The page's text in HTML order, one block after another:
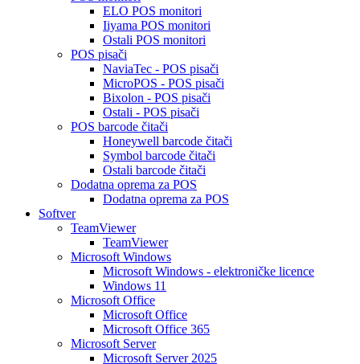
ELO POS monitori
Iiyama POS monitori
Ostali POS monitori
POS pisači
NaviaTec - POS pisači
MicroPOS - POS pisači
Bixolon - POS pisači
Ostali - POS pisači
POS barcode čitači
Honeywell barcode čitači
Symbol barcode čitači
Ostali barcode čitači
Dodatna oprema za POS
Dodatna oprema za POS
Softver
TeamViewer
TeamViewer
Microsoft Windows
Microsoft Windows - elektroničke licence
Windows 11
Microsoft Office
Microsoft Office
Microsoft Office 365
Microsoft Server
Microsoft Server 2025